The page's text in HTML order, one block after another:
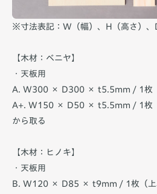
※寸法表記：W（幅）、H（高さ）、
【木材：ベニヤ】
・天板用
A. W300 × D300 × t5.5mm / 1枚（
A+. W150 × D50 × t5.5mm / 1枚
から取る
【木材：ヒノキ】
・天板用
B. W120 × D85 × t9mm / 1枚（上